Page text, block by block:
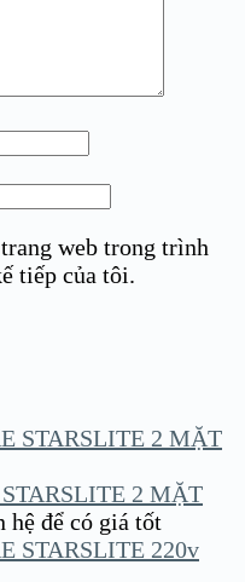
web trong trình
tiếp của tôi.
2 MẶT
hệ để có giá tốt